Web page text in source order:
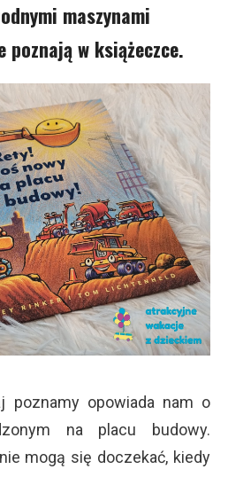
maszynami
w książeczce.
poznamy opowiada nam o
na placu budowy.
mogą się doczekać, kiedy